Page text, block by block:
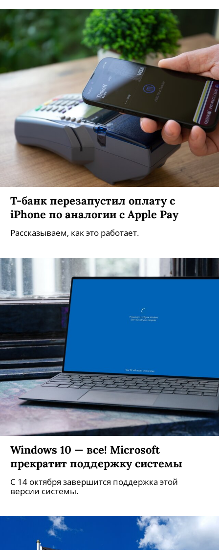
Т-банк перезапустил оплату с
iPhone по аналогии с Apple Pay
Рассказываем, как это работает.
Windows 10 — все! Microsoft
прекратит поддержку системы
С 14 октября завершится поддержка этой
версии системы.